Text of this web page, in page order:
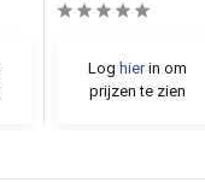
Log hierin om
prijzen te zien